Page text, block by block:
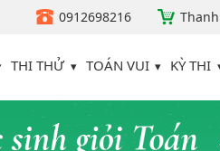
0912698216
THI THỬ TOÁN VUI KỲ THI